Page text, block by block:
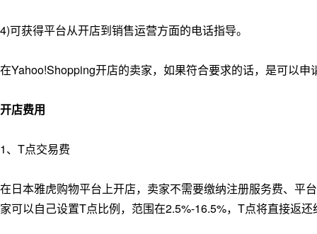
4)可获得平台从开店到销售运营方面的电话指导。
在Yahoo!Shopping开店的卖家，如果符合要求的话，是可以
开店费用
1、T点交易费
在日本雅虎购物平台上开店，卖家不需要缴纳注册服务费、平
家可以自己设置T点比例，范围在2.5%-16.5%，T点将直接返还